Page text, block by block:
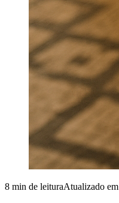
8 min de leituraAtualizado em